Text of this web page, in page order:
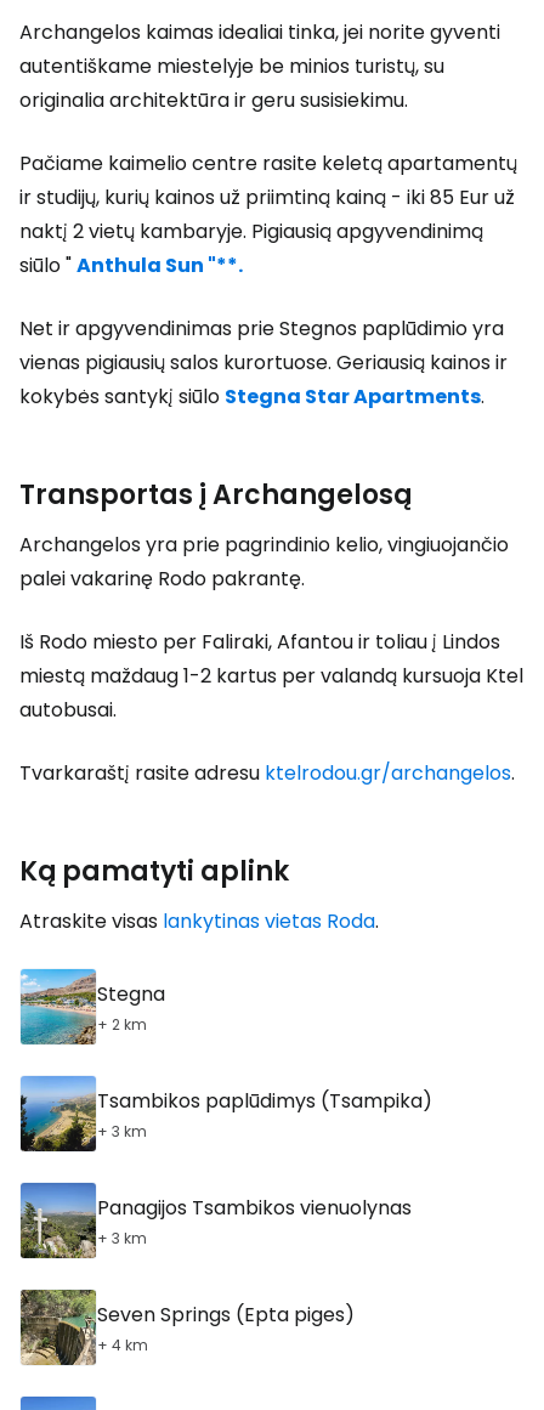
Archangelos kaimas idealiai tinka, jei norite gyventi
autentiškame miestelyje be minios turistų, su
originalia architektūra ir geru susisiekimu.
Pačiame kaimelio centre rasite keletą apartamentų
ir studijų, kurių kainos už priimtiną kainą - iki 85 Eur už
naktį 2 vietų kambaryje. Pigiausią apgyvendinimą
siūlo "Anthula Sun "**.
Net ir apgyvendinimas prie Stegnos paplūdimio yra
vienas pigiausių salos kurortuose. Geriausią kainos ir
kokybės santykį siūlo Stegna Star Apartments.
Transportas į Archangelosą
Archangelos yra prie pagrindinio kelio, vingiuojančio
palei vakarinę Rodo pakrantę.
Iš Rodo miesto per Faliraki, Afantou ir toliau į Lindos
miestą maždaug 1-2 kartus per valandą kursuoja Ktel
autobusai.
Tvarkaraštį rasite adresu ktelrodou.gr/archangelos.
Ką pamatyti aplink
Atraskite visas lankytinas vietas Roda.
Stegna
+ 2 km
Tsambikos paplūdimys (Tsampika)
+ 3 km
Panagijos Tsambikos vienuolynas
+ 3 km
Seven Springs (Epta piges)
+ 4 km